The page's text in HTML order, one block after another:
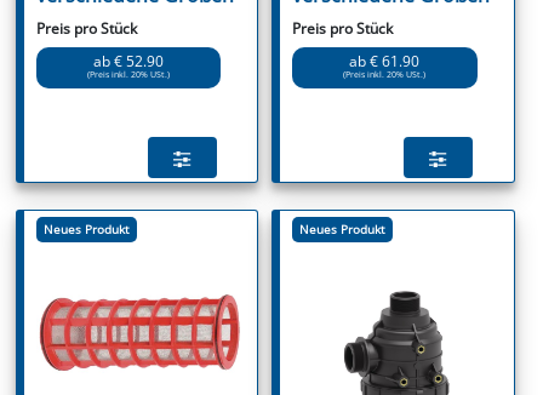
Preis pro Stück
ab € 52.90
(Preis inkl. 20% USt.)
Preis pro Stück
ab € 61.90
(Preis inkl. 20% USt.)
Neues Produkt Neues Produkt